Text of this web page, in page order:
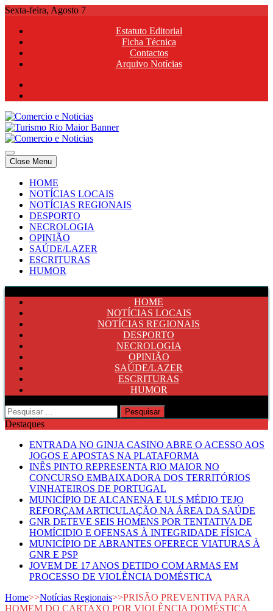
Skip
content
Sexta-feira, Agosto 7
Estatuto Editorial
Ficha Técnica
Contactos
Arquivo Notícias
Comercio e Noticias
Notícias e Publicidade Online
Comercio e Noticias
Notícias e Publicidade Online
Close Menu
HOME
NOTÍCIAS LOCAIS
NOTÍCIAS REGIONAIS
DESPORTO
NECROLOGIA
OPINIÃO
SAÚDE/LAZER
ESCRITURAS
HUMOR
HOME
NOTÍCIAS LOCAIS
NOTÍCIAS REGIONAIS
DESPORTO
NECROLOGIA
OPINIÃO
SAÚDE/LAZER
ESCRITURAS
HUMOR
Pesquisar
por:
Destaques
ENTRADA NO GINJA CASINO ABRE O ACESSO AOS
JOGOS E APOSTAS NA PLATAFORMA
INÊS PINTO REPRESENTA RIO MAIOR NO
CONCURSO EMBAIXADORA DOS TERRITÓRIOS
VINHATEIROS DE PORTUGAL
MUNICÍPIO DE ALCANENA E ULS MÉDIO TEJO
REFORÇAM ARTICULAÇÃO NA ÁREA DA SAÚDE
GNR DETEVE SEIS HOMENS POR TENTATIVA DE
HOMÍCIDIO E OFENSAS À INTEGRIDADE FÍSICA
MUNICÍPIO DE ABRANTES OFERECE VIATURAS À
GNR E PSP
JOVEM DE 17 ANOS DETIDO COM ARMAS EM
PROCESSO DE VIOLÊNCIA DOMÉSTICA
Home>>Notícias Regionais>>PRISÃO PREVENTIVA PARA
HOMEM DO CARTAXO POR VIOLÊNCIA DOMÉSTICA